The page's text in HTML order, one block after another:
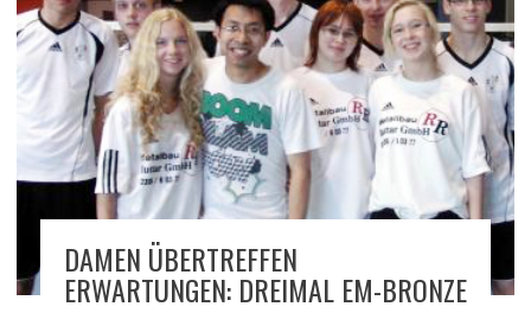
DAMEN ÜBERTREFFEN
ERWARTUNGEN: DREIMAL EM-BRONZE